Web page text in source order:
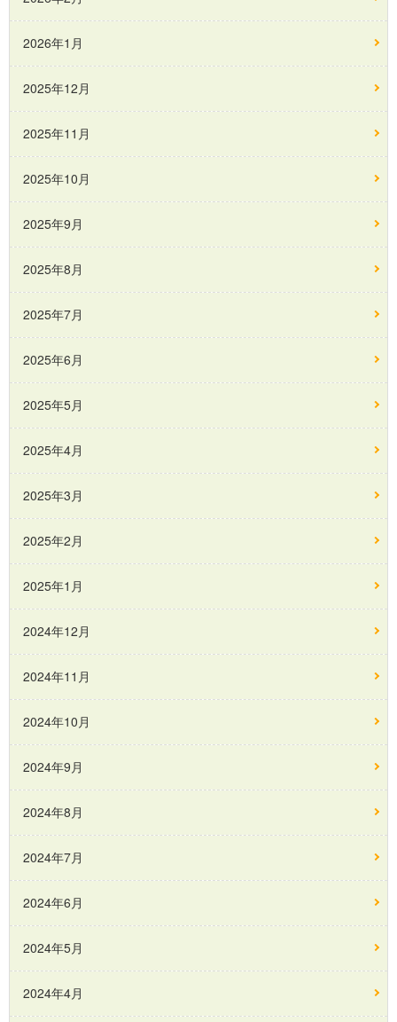
2026年1月
2025年12月
2025年11月
2025年10月
2025年9月
2025年8月
2025年7月
2025年6月
2025年5月
2025年4月
2025年3月
2025年2月
2025年1月
2024年12月
2024年11月
2024年10月
2024年9月
2024年8月
2024年7月
2024年6月
2024年5月
2024年4月